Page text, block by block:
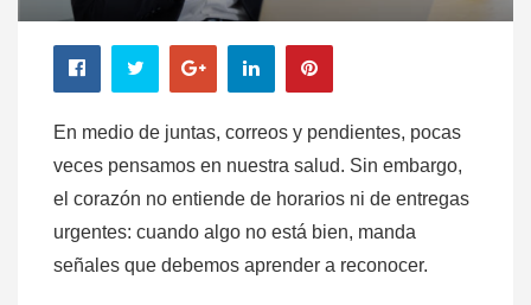
En medio de juntas, correos y pendientes, pocas
veces pensamos en nuestra salud. Sin embargo,
el corazón no entiende de horarios ni de entregas
urgentes: cuando algo no está bien, manda
señales que debemos aprender a reconocer.